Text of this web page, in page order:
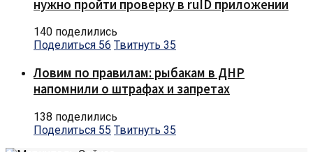
нужно пройти проверку в ruID приложении
140 поделились
Поделиться 56 Твитнуть 35
Ловим по правилам: рыбакам в ДНР
напомнили о штрафах и запретах
138 поделились
Поделиться 55 Твитнуть 35